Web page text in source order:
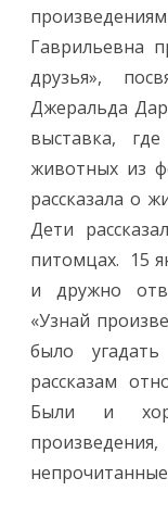
Гаврильевна
друзья»,
Джеральда
выставка,
животных из
рассказала о
Дети
питомцах. 15
и дружно
«Узнай
было
рассказам
Были и